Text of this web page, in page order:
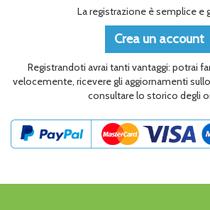
La registrazione è semplice e
Crea un account
Registrandoti avrai tanti vantaggi: potrai
velocemente, ricevere gli aggiornamenti
consultare lo storico degli